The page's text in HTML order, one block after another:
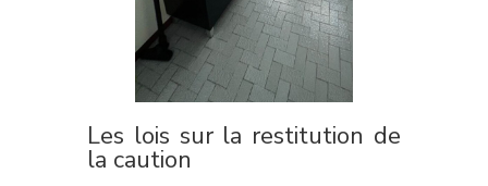
Les lois sur la restitution de
la caution